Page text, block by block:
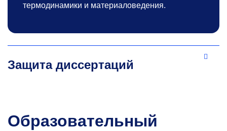
термодинамики и материаловедения.
Защита диссертаций
Образовательный